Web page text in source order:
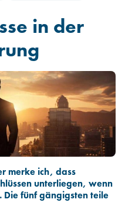
in der
merke ich, dass
unterliegen, wenn
Die fünf gängigsten teile